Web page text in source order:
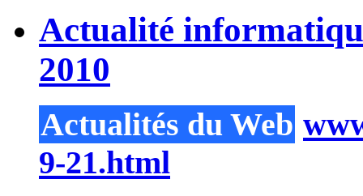
Actualité
2010
Actualités du Web
9-21.html